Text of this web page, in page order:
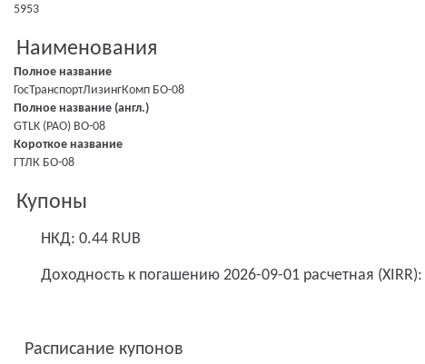
5953
Наименования
Полное название
ГосТранспортЛизингКомп БО-08
Полное название (англ.)
GTLK (PAO) BO-08
Короткое название
ГТЛК БО-08
Купоны
НКД: 0.44 RUB
Доходность к погашению 2026-09-01 расчетная (XIRR):
Расписание купонов